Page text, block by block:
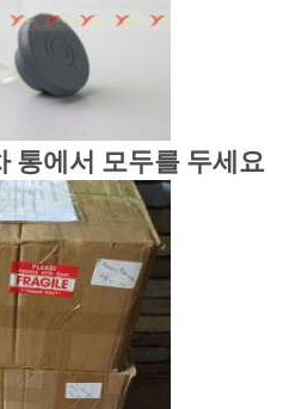
통에서 모두를 두세요